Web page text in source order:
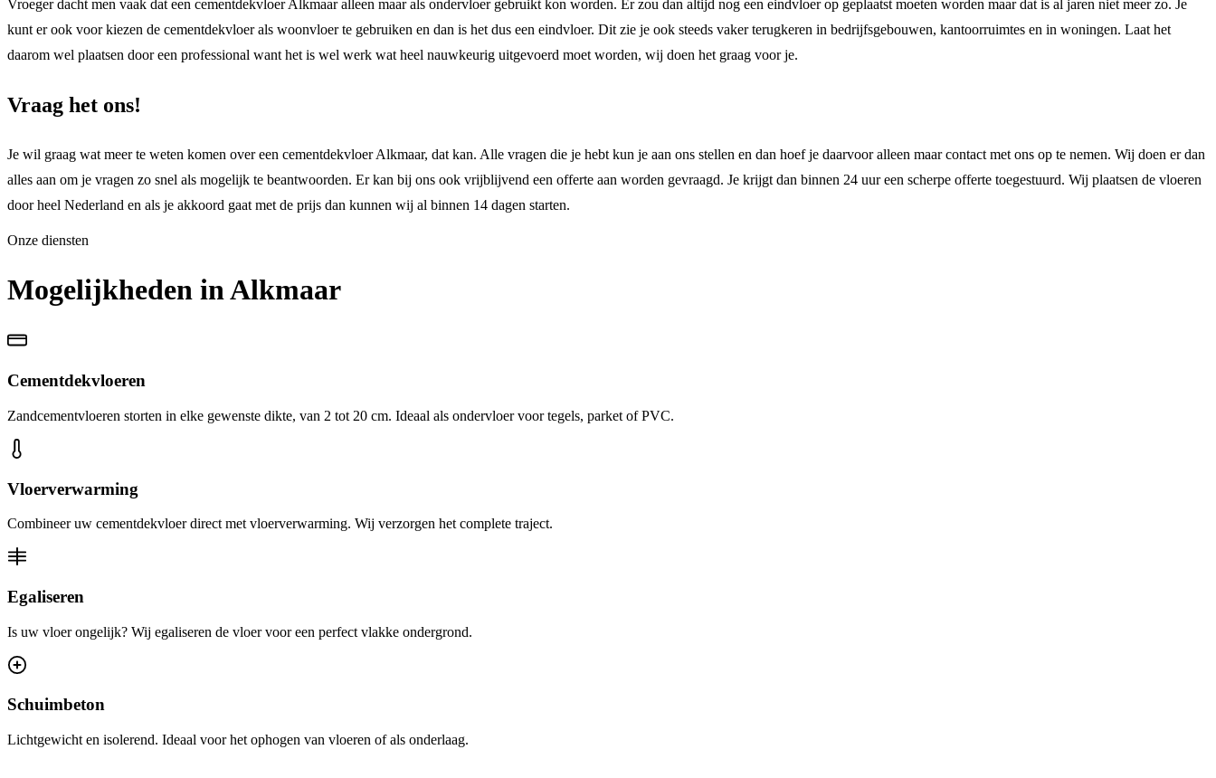
Vroeger dacht men vaak dat een cementdekvloer Alkmaar alleen maar als ondervloer gebruikt kon worden. Er zou dan altijd nog een eindvloer op geplaatst moeten worden maar dat is al jaren niet meer zo. Je
kunt er ook voor kiezen de cementdekvloer als woonvloer te gebruiken en dan is het dus een eindvloer. Dit zie je ook steeds vaker terugkeren in bedrijfsgebouwen, kantoorruimtes en in woningen. Laat het
daarom wel plaatsen door een professional want het is wel werk wat heel nauwkeurig uitgevoerd moet worden, wij doen het graag voor je.
Vraag het ons!
Je wil graag wat meer te weten komen over een cementdekvloer Alkmaar, dat kan. Alle vragen die je hebt kun je aan ons stellen en dan hoef je daarvoor alleen maar contact met ons op te nemen. Wij doen er dan
alles aan om je vragen zo snel als mogelijk te beantwoorden. Er kan bij ons ook vrijblijvend een offerte aan worden gevraagd. Je krijgt dan binnen 24 uur een scherpe offerte toegestuurd. Wij plaatsen de vloeren
door heel Nederland en als je akkoord gaat met de prijs dan kunnen wij al binnen 14 dagen starten.
Onze diensten
Mogelijkheden in Alkmaar
Cementdekvloeren
Zandcementvloeren storten in elke gewenste dikte, van 2 tot 20 cm. Ideaal als ondervloer voor tegels, parket of PVC.
Vloerverwarming
Combineer uw cementdekvloer direct met vloerverwarming. Wij verzorgen het complete traject.
Egaliseren
Is uw vloer ongelijk? Wij egaliseren de vloer voor een perfect vlakke ondergrond.
Schuimbeton
Lichtgewicht en isolerend. Ideaal voor het ophogen van vloeren of als onderlaag.